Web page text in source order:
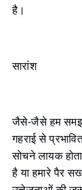
है।
सारांश
जैसे-जैसे हम
गहराई से
सोचने लायक होता
है या हमारे पैर